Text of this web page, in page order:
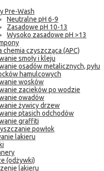
Pre-Wash
Neutralne pH 6-9
Zasadowe pH 10-13
Wysoko zasadowe pH >13
chemia czyszcząca (APC)
smoły i kleju
osadów metalicznych, pyłu
hamulcowych
wosków
zacieków po wodzie
owadów
żywicy drzew
ptasich odchodów
graffiti
powłok
lakieru
(odżywki)
lakieru